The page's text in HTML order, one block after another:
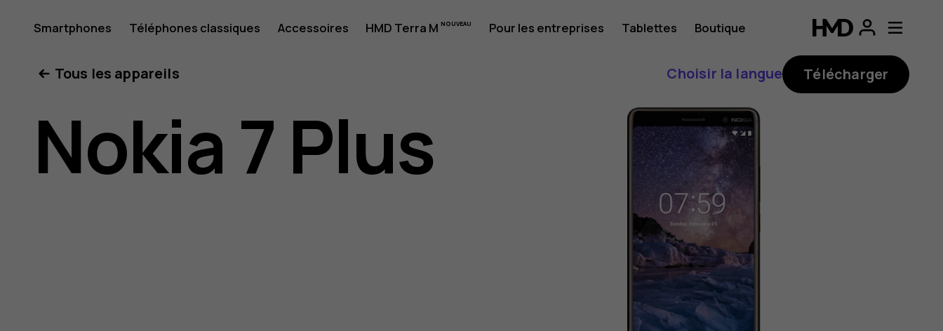
Guide
de
l'utilisateur
Smartphones Téléphones classiques Accessoires HMD Terra M Pour les entreprises Tablettes Boutique
Tous les appareils Choisir la langue Télécharger
Nokia 7 Plus